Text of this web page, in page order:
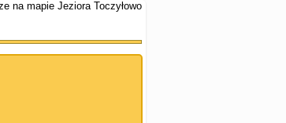
na mapie Jeziora Toczyłowo